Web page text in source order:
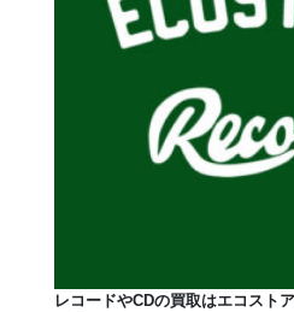
レコードやCDの買取はエコスト